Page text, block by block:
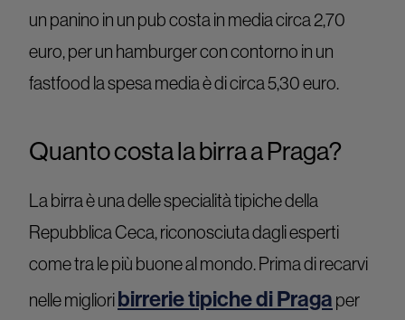
un panino in un pub costa in media circa 2,70
euro, per un hamburger con contorno in un
fastfood la spesa media è di circa 5,30 euro.
Quanto costa la birra a Praga?
La birra è una delle specialità tipiche della
Repubblica Ceca, riconosciuta dagli esperti
come tra le più buone al mondo. Prima di recarvi
nelle miglioribirrerie tipiche di Praga per